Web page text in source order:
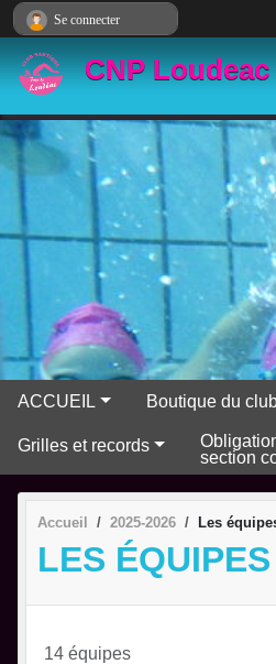
CNP Loudeac
ACCUEIL Boutique du
Grilles et records
section
Accueil 2025-2026 Les
LES ÉQUIPES
14 équipes
Se connecter
Panneau de gestion des cookies